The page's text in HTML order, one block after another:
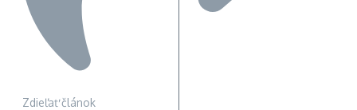
Zdieľať článok